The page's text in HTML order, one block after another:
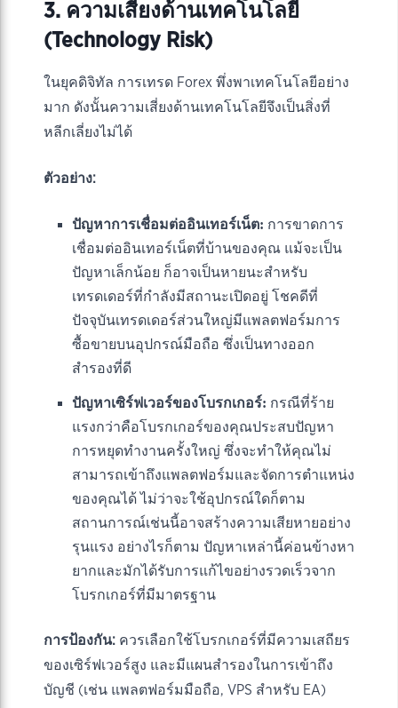
3. ความเสี่ยงด้านเทคโนโลยี
(Technology Risk)
ในยุคดิจิทัล การเทรด Forex พึ่งพาเทคโนโลยีอย่าง
มาก ดังนั้นความเสี่ยงด้านเทคโนโลยีจึงเป็นสิ่งที่
หลีกเลี่ยงไม่ได้
ตัวอย่าง:
ปัญหาการเชื่อมต่ออินเทอร์เน็ต: การขาดการ
เชื่อมต่ออินเทอร์เน็ตที่บ้านของคุณ แม้จะเป็น
ปัญหาเล็กน้อย ก็อาจเป็นหายนะสำหรับ
เทรดเดอร์ที่กำลังมีสถานะเปิดอยู่ โชคดีที่
ปัจจุบันเทรดเดอร์ส่วนใหญ่มีแพลตฟอร์มการ
ซื้อขายบนอุปกรณ์มือถือ ซึ่งเป็นทางออก
สำรองที่ดี
ปัญหาเซิร์ฟเวอร์ของโบรกเกอร์: กรณีที่ร้าย
แรงกว่าคือโบรกเกอร์ของคุณประสบปัญหา
การหยุดทำงานครั้งใหญ่ ซึ่งจะทำให้คุณไม่
สามารถเข้าถึงแพลตฟอร์มและจัดการตำแหน่ง
ของคุณได้ ไม่ว่าจะใช้อุปกรณ์ใดก็ตาม
สถานการณ์เช่นนี้อาจสร้างความเสียหายอย่าง
รุนแรง อย่างไรก็ตาม ปัญหาเหล่านี้ค่อนข้างหา
ยากและมักได้รับการแก้ไขอย่างรวดเร็วจาก
โบรกเกอร์ที่มีมาตรฐาน
การป้องกัน: ควรเลือกใช้โบรกเกอร์ที่มีความเสถียร
ของเซิร์ฟเวอร์สูง และมีแผนสำรองในการเข้าถึง
บัญชี (เช่น แพลตฟอร์มมือถือ, VPS สำหรับ EA)